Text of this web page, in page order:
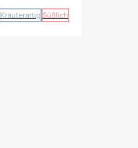
Kräuterartig Süßlich